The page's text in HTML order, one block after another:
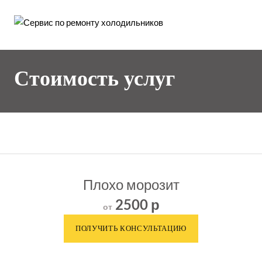
Стоимость услуг
Плохо морозит
от2500 р